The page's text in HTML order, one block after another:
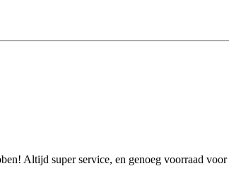
Altijd super service, en genoeg voorraad